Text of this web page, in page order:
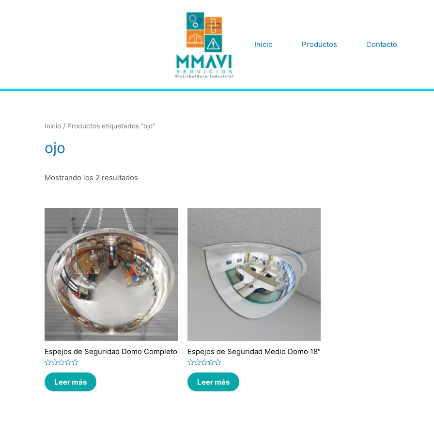
Inicio Productos Contacto
Inicio / Productos etiquetados “ojo”
ojo
Mostrando los 2 resultados
Espejos de Seguridad Domo Completo
Valorado
en
0
de
Leer más
Espejos de Seguridad Medio Domo 18″
Valorado
en
0
de
Leer más